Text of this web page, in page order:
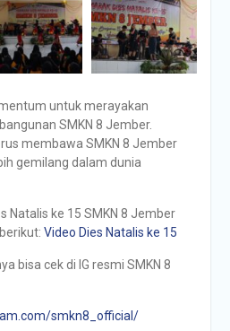
untuk merayakan
SMKN 8 Jember.
membawa SMKN 8 Jember
gemilang dalam dunia
Natalis ke 15 SMKN 8 Jember
Video Dies Natalis ke 15
bisa cek di IG resmi SMKN 8
smkn8_official/